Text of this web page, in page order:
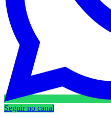
Seguir no canal